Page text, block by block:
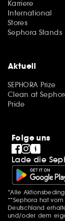
Karriere
International
Stores
Sephora Stands
Aktuell
SEPHORA Prize
Clean at
Pride
Folge uns
Lade die
Zusätzlich
*Alle
**Sephora hat
Deutschland
und/oder dem